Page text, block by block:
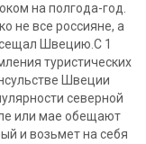
на полгода-год.
не все россияне, а
Швецию.С 1
туристических
Швеции
северной
или мае обещают
и возьмет на себя